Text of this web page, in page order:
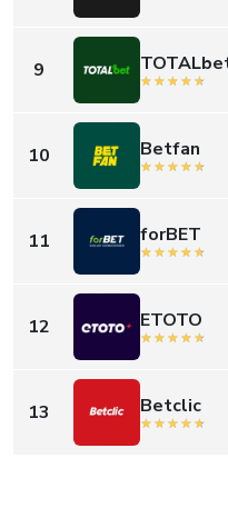
9
10 Betfan
11 forBET
12 ETOTO
13 Betclic